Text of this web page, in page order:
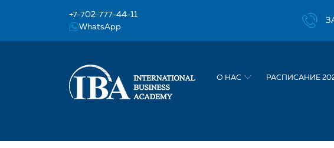
+7-702-777-44-11
WhatsApp
О НАС РАСПИСАНИЕ